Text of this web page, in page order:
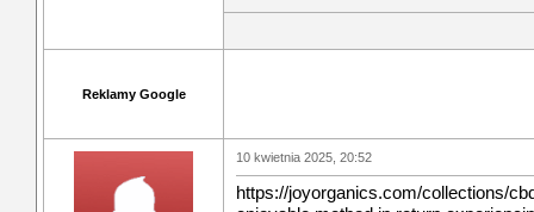
Reklamy Google
10 kwietnia 2025, 20:52
https://joyorganics.com/collections/